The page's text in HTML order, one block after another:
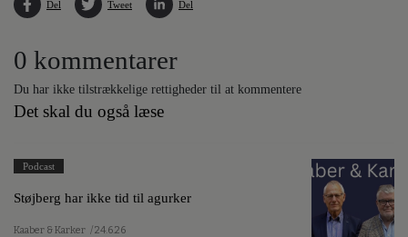
Del Tweet Del
0 kommentarer
Du har ikke tilstrækkelige rettigheder til at kommentere
Det skal du også læse
Podcast
Støjberg har ikke tid til agurker
Kaaber & Karker / 24.6.26